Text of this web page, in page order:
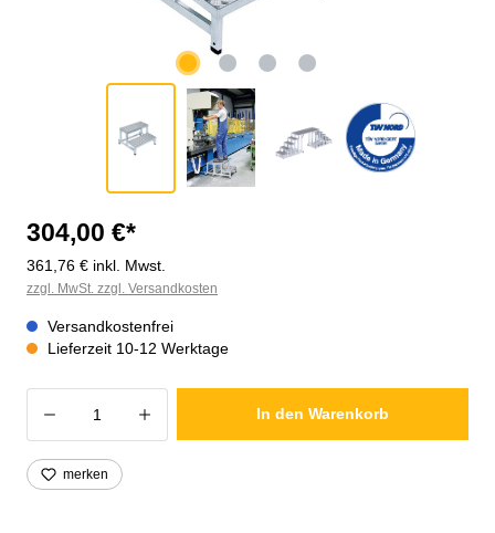
304,00 €*
361,76 € inkl. Mwst.
zzgl. MwSt. zzgl. Versandkosten
Versandkostenfrei
Lieferzeit 10-12 Werktage
Produkt Anzahl: Gib den gewünschten
In den Warenkorb
merken